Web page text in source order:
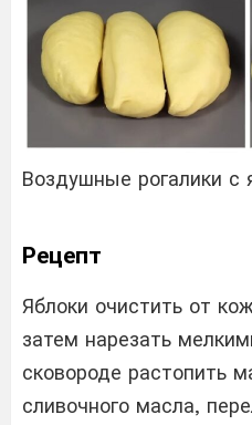
Воздушные рогалики с
Рецепт
Яблоки очистить от
затем нарезать
сковороде растопить
сливочного масла,